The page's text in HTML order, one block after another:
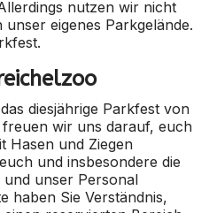
nutzen wir nicht
eigenes Parkgelände.
diesjährige Parkfest von
wir uns darauf, euch
Hasen und Ziegen
und insbesondere die
unser Personal
haben Sie Verständnis,